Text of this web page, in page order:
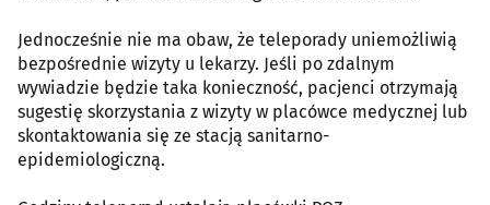
Jednocześnie nie ma obaw, że teleporady uniemożliwią
bezpośrednie wizyty u lekarzy. Jeśli po zdalnym
wywiadzie będzie taka konieczność, pacjenci otrzymają
sugestię skorzystania z wizyty w placówce medycznej lub
skontaktowania się ze stacją sanitarno-
epidemiologiczną.